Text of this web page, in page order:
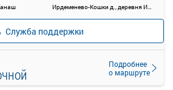
Ирдеменево-Кошки д., деревня Ирдеменево-Кошки, Россия
Подробнее
о маршруте
Продажа билетов
прекращена
Служба поддержки